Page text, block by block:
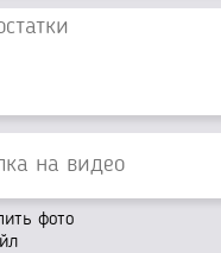
фото